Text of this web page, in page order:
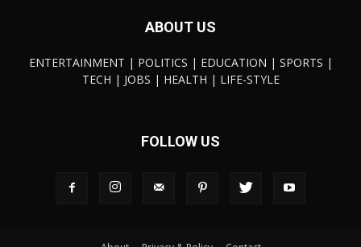
ABOUT US
ENTERTAINMENT | POLITICS | EDUCATION | SPORTS |
TECH | JOBS | HEALTH | LIFE-STYLE
FOLLOW US